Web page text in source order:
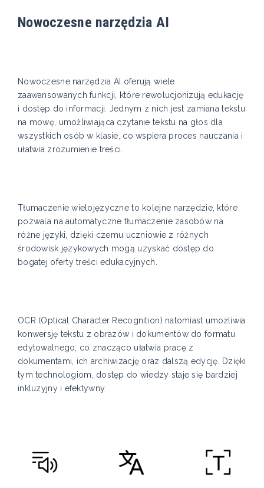
Nowoczesne narzędzia AI
Nowoczesne narzędzia AI oferują wiele
zaawansowanych funkcji, które rewolucjonizują edukację
i dostęp do informacji. Jednym z nich jest zamiana tekstu
na mowę, umożliwiająca czytanie tekstu na głos dla
wszystkich osób w klasie, co wspiera proces nauczania i
ułatwia zrozumienie treści.
Tłumaczenie wielojęzyczne to kolejne narzędzie, które
pozwala na automatyczne tłumaczenie zasobów na
różne języki, dzięki czemu uczniowie z różnych
środowisk językowych mogą uzyskać dostęp do
bogatej oferty treści edukacyjnych.
OCR (Optical Character Recognition) natomiast umożliwia
konwersję tekstu z obrazów i dokumentów do formatu
edytowalnego, co znacząco ułatwia pracę z
dokumentami, ich archiwizację oraz dalszą edycję. Dzięki
tym technologiom, dostęp do wiedzy staje się bardziej
inkluzyjny i efektywny.